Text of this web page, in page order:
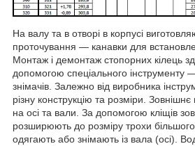
На валу та в отворі в корпусі
проточування — канавки для
Монтаж і демонтаж стопорних кілець
допомогою спеціального інструменту
знімачів. Залежно від виробника
різну конструкцію та розміри.
на осі та вали. За допомогою кліщів
розширюють до розміру трохи
одягають або знімають із вала (осі).